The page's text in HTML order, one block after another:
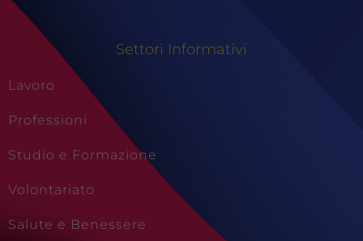
Settori Informativi
Lavoro
Professioni
Studio e Formazione
Volontariato
Salute e Benessere